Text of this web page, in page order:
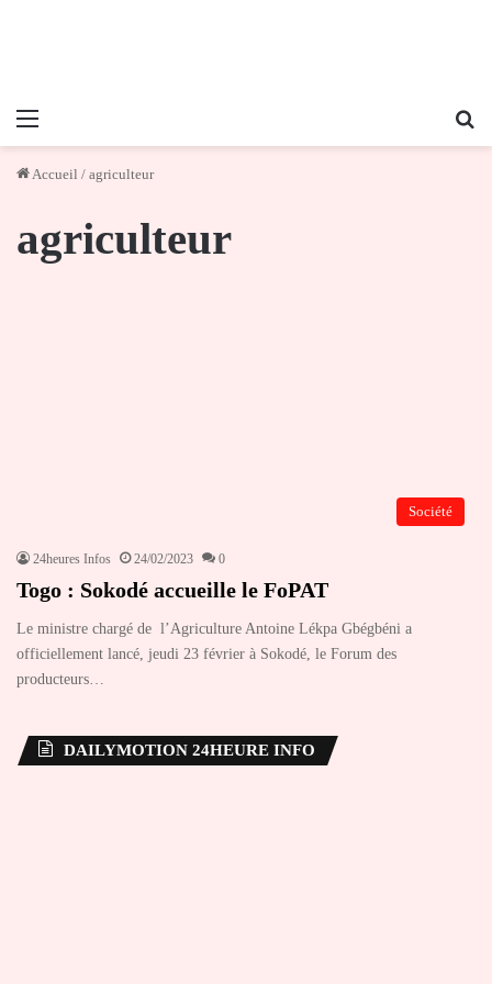
Menu
Accueil / agriculteur
agriculteur
Société
24heures Infos 24/02/2023 0
Togo : Sokodé accueille le FoPAT
Le ministre chargé de l’Agriculture Antoine Lékpa Gbégbéni a
officiellement lancé, jeudi 23 février à Sokodé, le Forum des
producteurs…
DAILYMOTION 24HEURE INFO